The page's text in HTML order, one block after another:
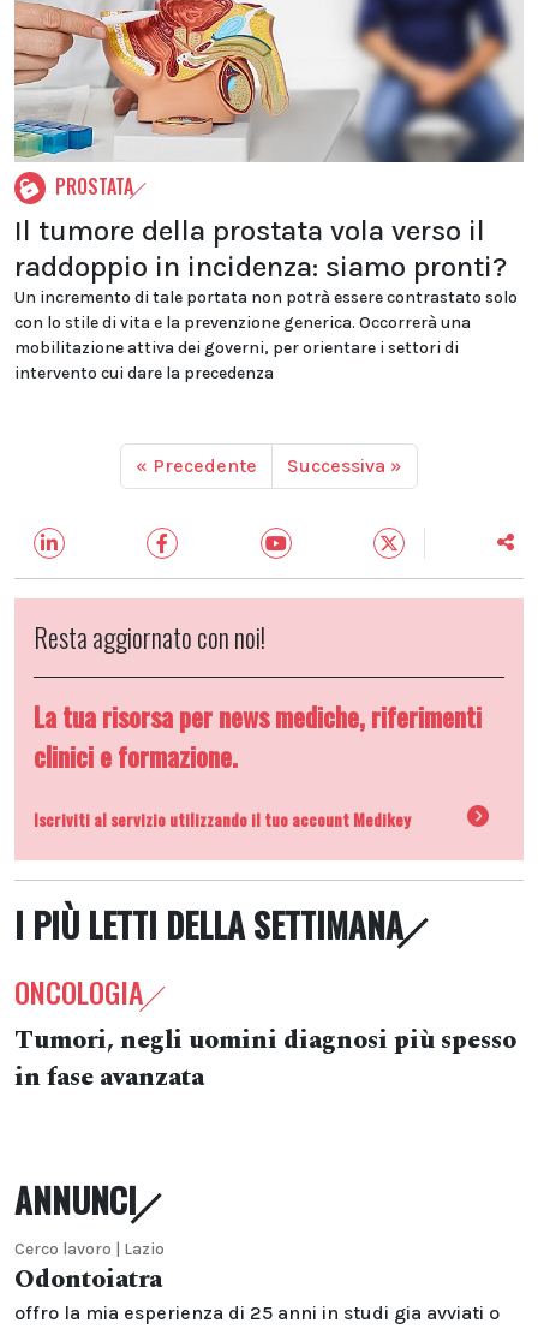
PROSTATA
Il tumore della prostata vola verso il
raddoppio in incidenza: siamo pronti?
Un incremento di tale portata non potrà essere contrastato solo
con lo stile di vita e la prevenzione generica. Occorrerà una
mobilitazione attiva dei governi, per orientare i settori di
intervento cui dare la precedenza
« Precedente Successiva »
Resta aggiornato con noi!
La tua risorsa per news mediche, riferimenti
clinici e formazione.
Iscriviti al servizio utilizzando il tuo account Medikey
I PIÙ LETTI DELLA SETTIMANA
ONCOLOGIA
Tumori, negli uomini diagnosi più spesso
in fase avanzata
ANNUNCI
Cerco lavoro | Lazio
Odontoiatra
offro la mia esperienza di 25 anni in studi gia avviati o